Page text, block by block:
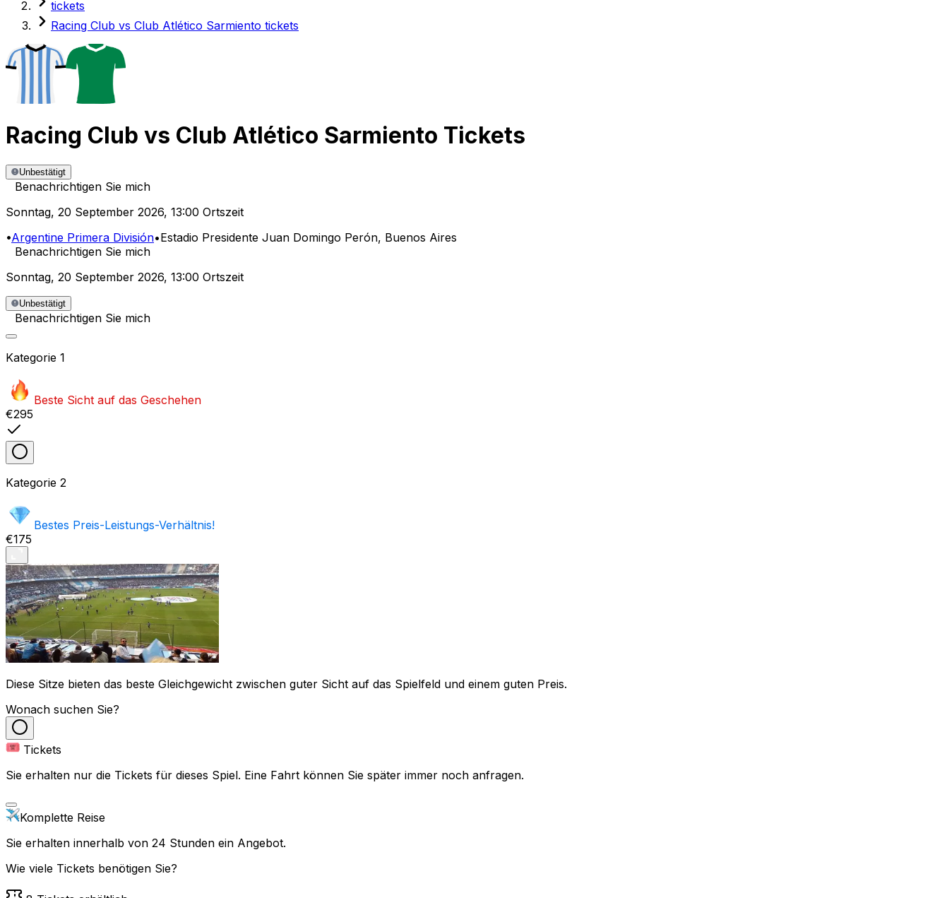
tickets
Racing Club vs Club Atlético Sarmiento tickets
Racing Club vs Club Atlético Sarmiento Tickets
Unbestätigt
Benachrichtigen Sie mich
Sonntag, 20 September 2026, 13:00 Ortszeit
•Argentine Primera División•Estadio Presidente Juan Domingo Perón, Buenos Aires
Benachrichtigen Sie mich
Sonntag, 20 September 2026, 13:00 Ortszeit
Unbestätigt
Benachrichtigen Sie mich
Kategorie 1
Beste Sicht auf das Geschehen
€295
Kategorie 2
Bestes Preis-Leistungs-Verhältnis!
€175
Diese Sitze bieten das beste Gleichgewicht zwischen guter Sicht auf das Spielfeld und einem guten Preis.
Wonach suchen Sie?
Tickets
Sie erhalten nur die Tickets für dieses Spiel. Eine Fahrt können Sie später immer noch anfragen.
Komplette Reise
Sie erhalten innerhalb von 24 Stunden ein Angebot.
Wie viele Tickets benötigen Sie?